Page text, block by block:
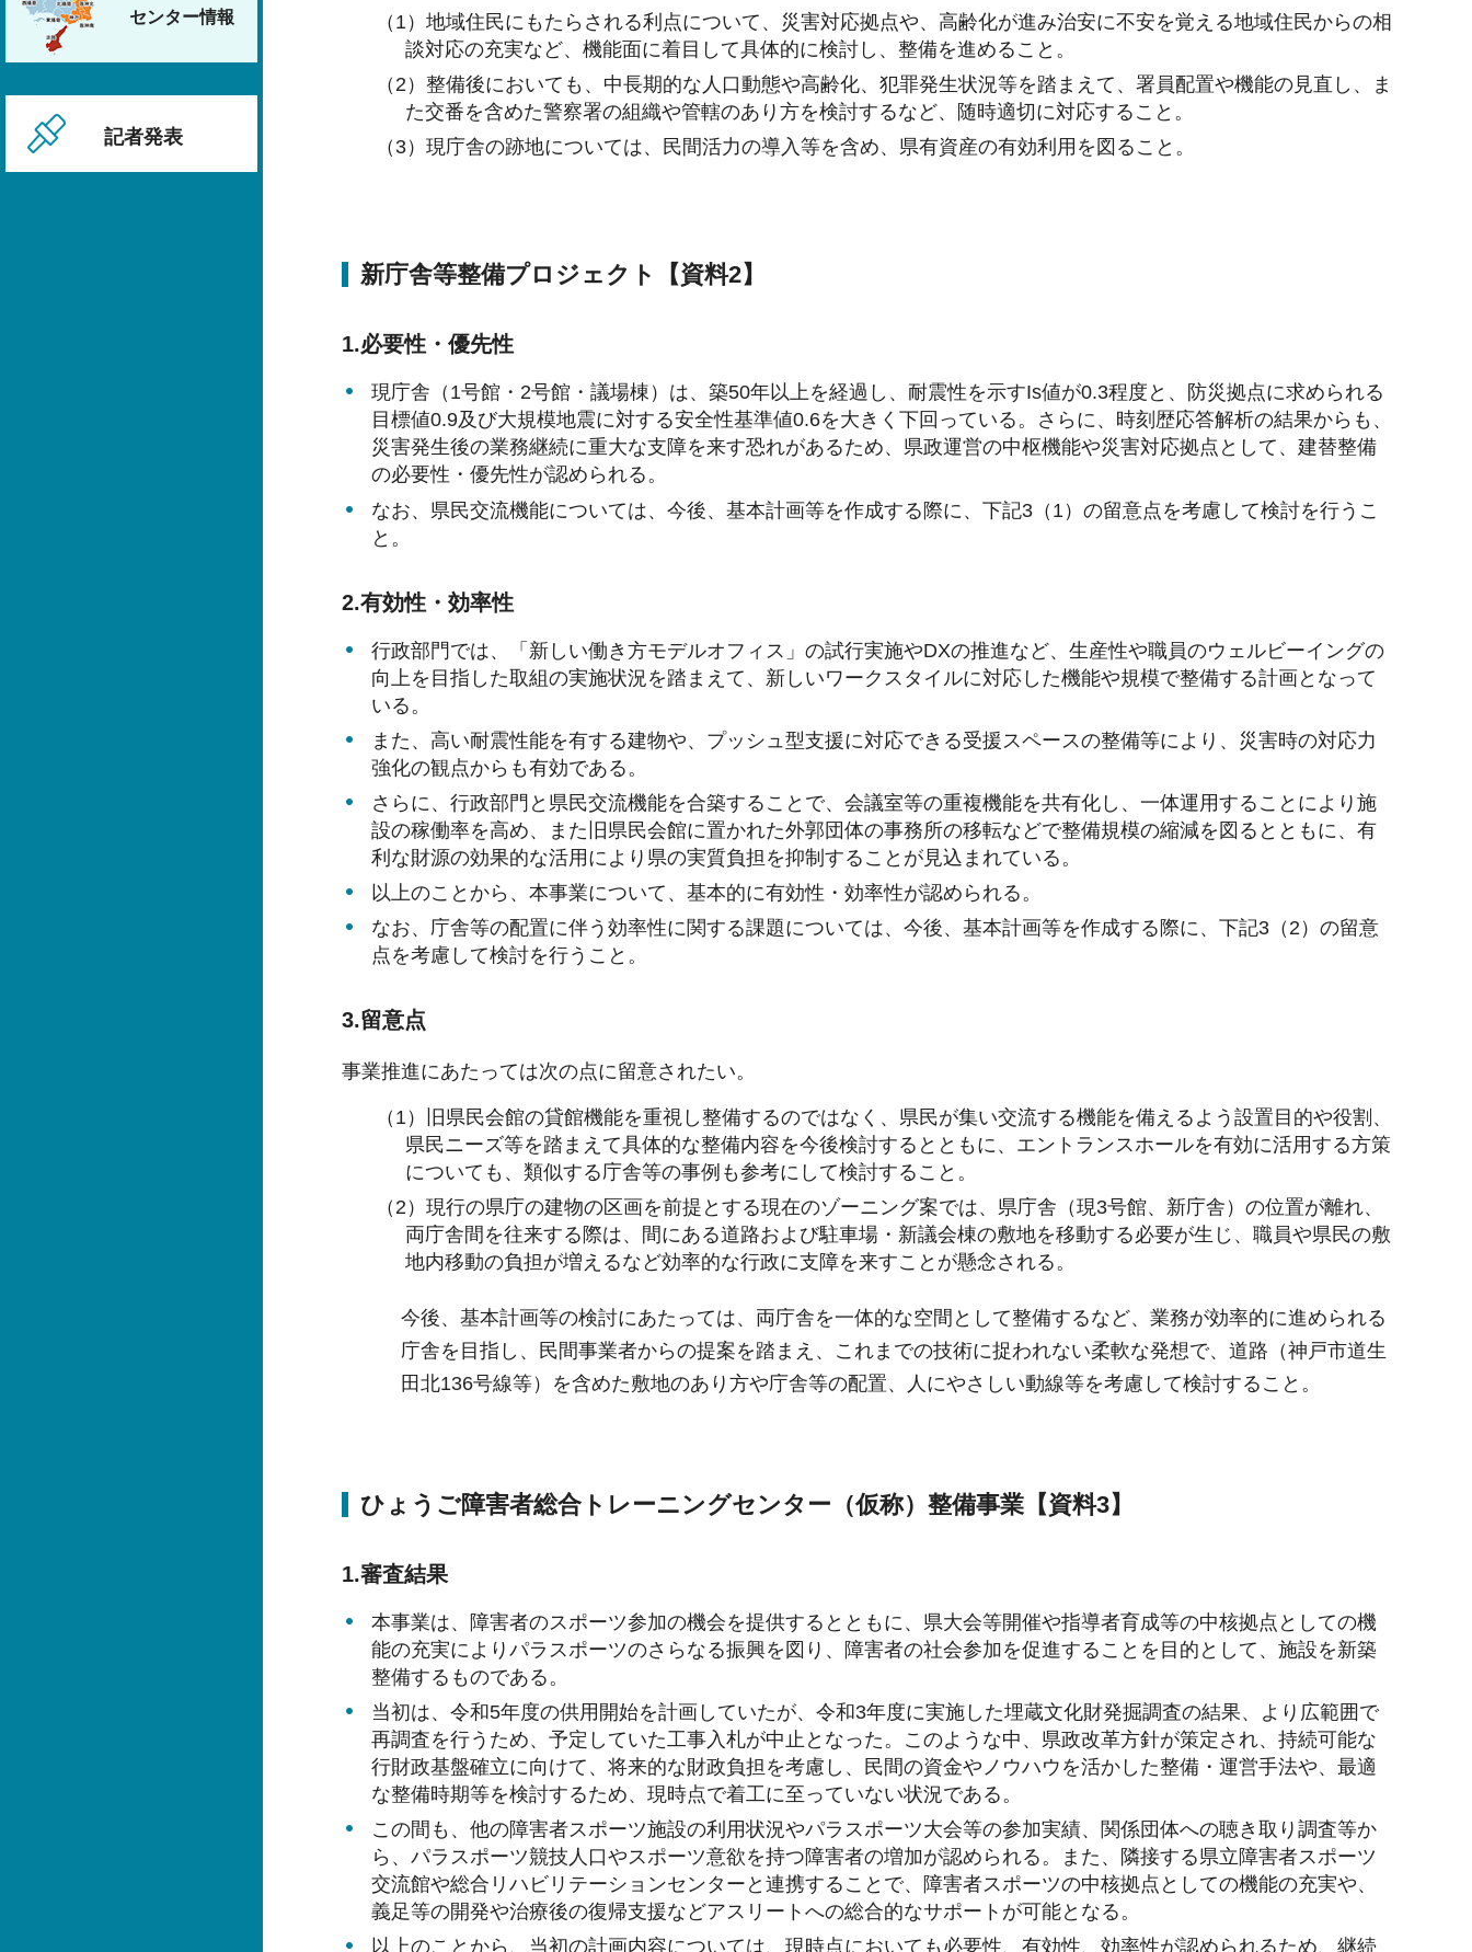
センター情報
記者発表
（1）地域住民にもたらされる利点について、災害対応拠点や、高齢化が進み治安に不安を覚える地域住民からの相
談対応の充実など、機能面に着目して具体的に検討し、整備を進めること。
（2）整備後においても、中長期的な人口動態や高齢化、犯罪発生状況等を踏まえて、署員配置や機能の見直し、ま
た交番を含めた警察署の組織や管轄のあり方を検討するなど、随時適切に対応すること。
（3）現庁舎の跡地については、民間活力の導入等を含め、県有資産の有効利用を図ること。
新庁舎等整備プロジェクト【資料2】
1.必要性・優先性
現庁舎（1号館・2号館・議場棟）は、築50年以上を経過し、耐震性を示すIs値が0.3程度と、防災拠点に求められる
目標値0.9及び大規模地震に対する安全性基準値0.6を大きく下回っている。さらに、時刻歴応答解析の結果からも、
災害発生後の業務継続に重大な支障を来す恐れがあるため、県政運営の中枢機能や災害対応拠点として、建替整備
の必要性・優先性が認められる。
なお、県民交流機能については、今後、基本計画等を作成する際に、下記3（1）の留意点を考慮して検討を行うこ
と。
2.有効性・効率性
行政部門では、「新しい働き方モデルオフィス」の試行実施やDXの推進など、生産性や職員のウェルビーイングの
向上を目指した取組の実施状況を踏まえて、新しいワークスタイルに対応した機能や規模で整備する計画となって
いる。
また、高い耐震性能を有する建物や、プッシュ型支援に対応できる受援スペースの整備等により、災害時の対応力
強化の観点からも有効である。
さらに、行政部門と県民交流機能を合築することで、会議室等の重複機能を共有化し、一体運用することにより施
設の稼働率を高め、また旧県民会館に置かれた外郭団体の事務所の移転などで整備規模の縮減を図るとともに、有
利な財源の効果的な活用により県の実質負担を抑制することが見込まれている。
以上のことから、本事業について、基本的に有効性・効率性が認められる。
なお、庁舎等の配置に伴う効率性に関する課題については、今後、基本計画等を作成する際に、下記3（2）の留意
点を考慮して検討を行うこと。
3.留意点
事業推進にあたっては次の点に留意されたい。
（1）旧県民会館の貸館機能を重視し整備するのではなく、県民が集い交流する機能を備えるよう設置目的や役割、
県民ニーズ等を踏まえて具体的な整備内容を今後検討するとともに、エントランスホールを有効に活用する方策
についても、類似する庁舎等の事例も参考にして検討すること。
（2）現行の県庁の建物の区画を前提とする現在のゾーニング案では、県庁舎（現3号館、新庁舎）の位置が離れ、
両庁舎間を往来する際は、間にある道路および駐車場・新議会棟の敷地を移動する必要が生じ、職員や県民の敷
地内移動の負担が増えるなど効率的な行政に支障を来すことが懸念される。
今後、基本計画等の検討にあたっては、両庁舎を一体的な空間として整備するなど、業務が効率的に進められる
庁舎を目指し、民間事業者からの提案を踏まえ、これまでの技術に捉われない柔軟な発想で、道路（神戸市道生
田北136号線等）を含めた敷地のあり方や庁舎等の配置、人にやさしい動線等を考慮して検討すること。
ひょうご障害者総合トレーニングセンター（仮称）整備事業【資料3】
1.審査結果
本事業は、障害者のスポーツ参加の機会を提供するとともに、県大会等開催や指導者育成等の中核拠点としての機
能の充実によりパラスポーツのさらなる振興を図り、障害者の社会参加を促進することを目的として、施設を新築
整備するものである。
当初は、令和5年度の供用開始を計画していたが、令和3年度に実施した埋蔵文化財発掘調査の結果、より広範囲で
再調査を行うため、予定していた工事入札が中止となった。このような中、県政改革方針が策定され、持続可能な
行財政基盤確立に向けて、将来的な財政負担を考慮し、民間の資金やノウハウを活かした整備・運営手法や、最適
な整備時期等を検討するため、現時点で着工に至っていない状況である。
この間も、他の障害者スポーツ施設の利用状況やパラスポーツ大会等の参加実績、関係団体への聴き取り調査等か
ら、パラスポーツ競技人口やスポーツ意欲を持つ障害者の増加が認められる。また、隣接する県立障害者スポーツ
交流館や総合リハビリテーションセンターと連携することで、障害者スポーツの中核拠点としての機能の充実や、
義足等の開発や治療後の復帰支援などアスリートへの総合的なサポートが可能となる。
以上のことから、当初の計画内容については、現時点においても必要性、有効性、効率性が認められるため、継続